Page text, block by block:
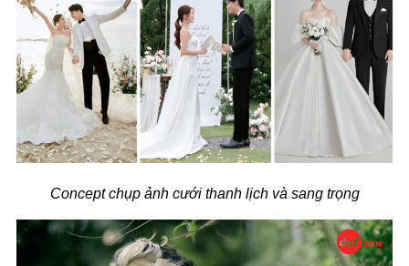
Concept chụp ảnh cưới thanh lịch và sang trọng